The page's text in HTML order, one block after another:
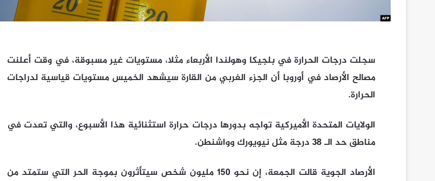
سجلت درجات الحرارة في بلجيكا وهولندا الأربعاء مثلا، مستويات غير مسبوقة، في وقت أعلنت
مصالح الأرصاد في أوروبا أن الجزء الغربي من القارة سيشهد الخميس مستويات قياسية لدراجات
الحرارة.
الولايات المتحدة الأميركية تواجه بدورها درجات حرارة استثنائية هذا الأسبوع، والتي تعدت في
مناطق حد الـ 38 درجة مثل نيويورك وواشنطن.
الأرصاد الجوية قالت الجمعة، إن نحو 150 مليون شخص سيتأثرون بموجة الحر التي ستمتد من